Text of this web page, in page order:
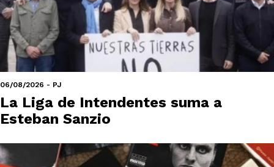
06/08/2026 - PJ
La Liga de Intendentes suma a
Esteban Sanzio